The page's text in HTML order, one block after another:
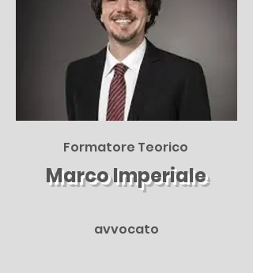
Formatore Teorico
Marco Imperiale
avvocato